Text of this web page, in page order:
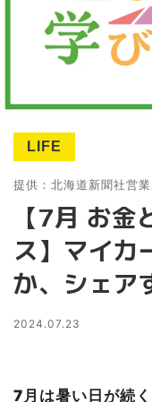
LIFE
提供：北海道新聞社営業
【7月 お
ス】マイカ
か、シェア
2024.07.23
7月は暑い日が続